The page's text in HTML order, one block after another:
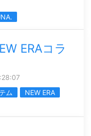
ERAコラ
ム
NEW ERA